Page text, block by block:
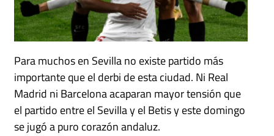
Para muchos en Sevilla no existe partido más
importante que el derbi de esta ciudad. Ni Real
Madrid ni Barcelona acaparan mayor tensión que
el partido entre el Sevilla y el Betis y este domingo
se jugó a puro corazón andaluz.